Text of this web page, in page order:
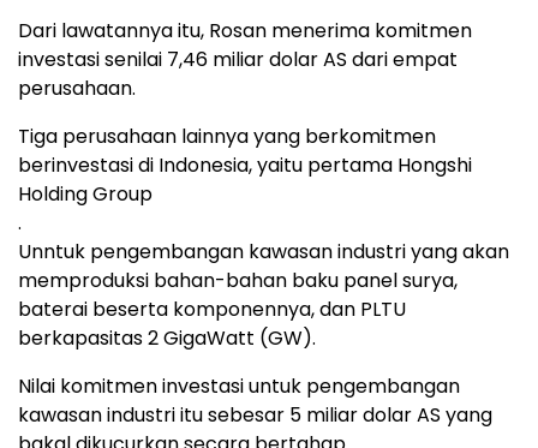
Dari lawatannya itu, Rosan menerima komitmen
investasi senilai 7,46 miliar dolar AS dari empat
perusahaan.
Tiga perusahaan lainnya yang berkomitmen
berinvestasi di Indonesia, yaitu pertama Hongshi
Holding Group
.
Unntuk pengembangan kawasan industri yang akan
memproduksi bahan-bahan baku panel surya,
baterai beserta komponennya, dan PLTU
berkapasitas 2 GigaWatt (GW).
Nilai komitmen investasi untuk pengembangan
kawasan industri itu sebesar 5 miliar dolar AS yang